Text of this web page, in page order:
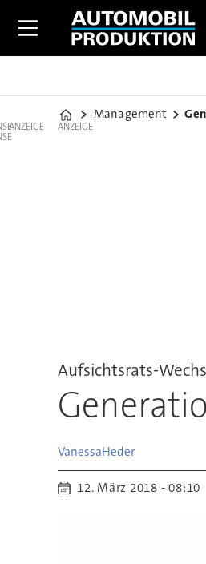
Home
Management
ANZEIGE ANZEIGE
Aufsichtsrats-
VanessaHeder
12. März 2018 - 08:10